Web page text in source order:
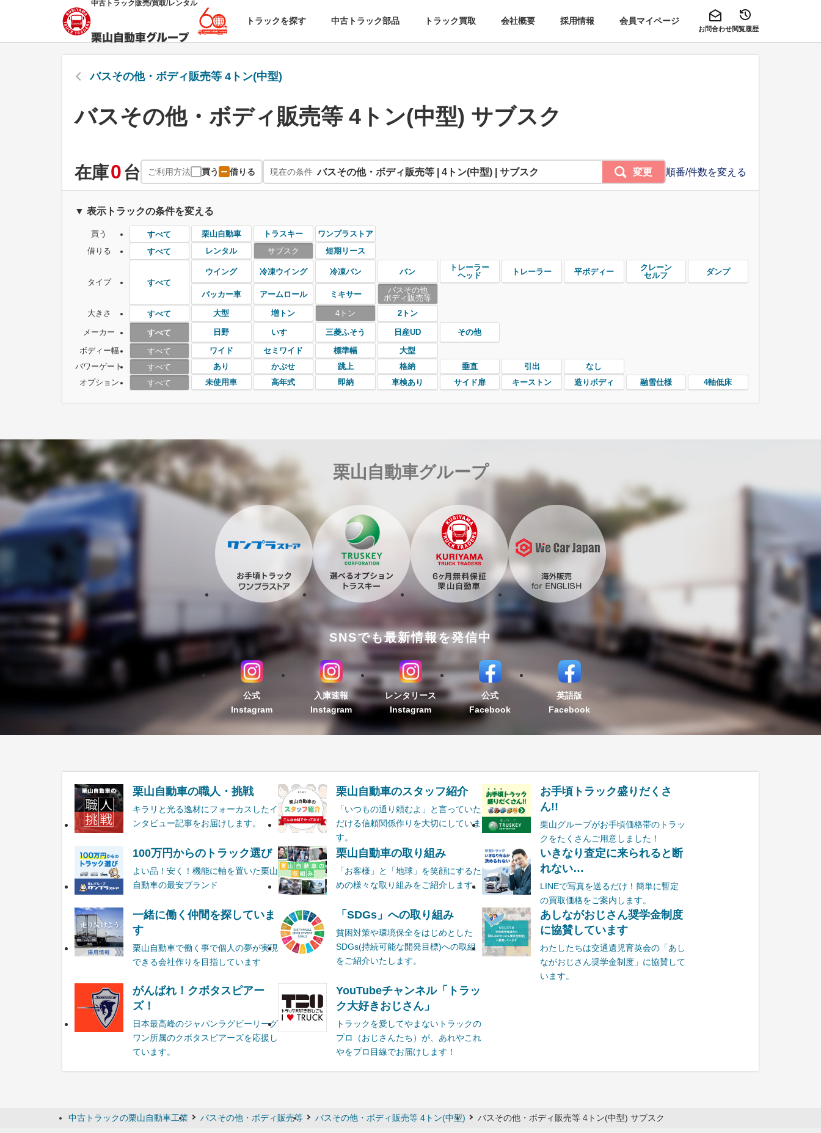
中古トラック販売/買取/レンタル
トラックを探す 中古トラック部品 トラック買取 会社概要 採用情報 会員マイページ
お問合わせ閲覧履歴
バスその他・ボディ販売等 4トン(中型)
バスその他・ボディ販売等 4トン(中型) サブスク
在庫0台 順番/件数を変える
ご利用方法 買う 借りる 現在の条件 バスその他・ボディ販売等 | 4トン(中型) | サブスク 変更
▼ 表示トラックの条件を変える
買う すべて 栗山自動車 トラスキー
ワンプラストア
借りる
すべて レンタル サブスク 短期リース
タイプ すべて
ウイング 冷凍ウイング 冷凍バン バン
トレーラー
ヘッド
トレーラー 平ボディー
クレーン
セルフ
ダンプ
パッカー車 アームロール ミキサー
バスその他
ボディ販売等
大きさ
すべて 大型 増トン 4トン 2トン
メーカー すべて 日野 いすゞ 三菱ふそう 日産UD
その他
ボディー幅
すべて ワイド セミワイド 標準幅
大型
パワーゲート
すべて あり かぶせ 跳上 格納 垂直 引出
なし
オプション
すべて 未使用車 高年式 即納 車検あり サイド扉 キーストン 造りボディ 融雪仕様 4軸低床
栗山自動車グループ
SNSでも最新情報を発信中
公式
Instagram
入庫速報
Instagram
レンタリース
Instagram
公式
Facebook
英語版
Facebook
栗山自動車の職人・挑戦
キラリと光る逸材にフォーカスしたイ
ンタビュー記事をお届けします。
栗山自動車のスタッフ紹介
「いつもの通り頼むよ」と言っていた
だける信頼関係作りを大切にしていま
す。
お手頃トラック盛りだくさ
ん!!
栗山グループがお手頃価格帯のトラッ
クをたくさんご用意しました！
100万円からのトラック選び
よい品！安く！機能に軸を置いた栗山
自動車の最安ブランド
栗山自動車の取り組み
「お客様」と「地球」を笑顔にするた
めの様々な取り組みをご紹介します。
いきなり査定に来られると断
れない…
LINEで写真を送るだけ！簡単に暫定
の買取価格をご案内します。
一緒に働く仲間を探していま
す
栗山自動車で働く事で個人の夢が実現
できる会社作りを目指しています
「SDGs」への取り組み
貧困対策や環境保全をはじめとした
SDGs(持続可能な開発目標)への取組
をご紹介いたします。
あしながおじさん奨学金制度
に協賛しています
わたしたちは交通遺児育英会の「あし
ながおじさん奨学金制度」に協賛して
います。
がんばれ！クボタスピアー
ズ！
日本最高峰のジャパンラグビーリーグ
ワン所属のクボタスピアーズを応援し
ています。
YouTubeチャンネル「トラッ
ク大好きおじさん」
トラックを愛してやまないトラックの
プロ（おじさんたち）が、あれやこれ
やをプロ目線でお届けします！
中古トラックの栗山自動車工業 バスその他・ボディ販売等 バスその他・ボディ販売等 4トン(中型) バスその他・ボディ販売等 4トン(中型) サブスク